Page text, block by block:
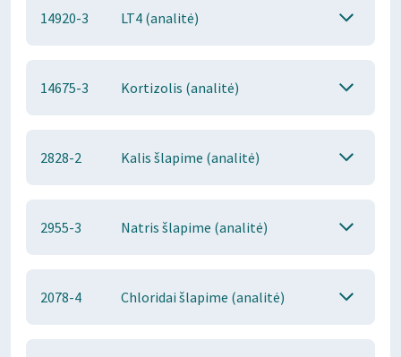
14920-3 LT4 (analitė)
14675-3 Kortizolis (analitė)
2828-2 Kalis šlapime (analitė)
2955-3 Natris šlapime (analitė)
2078-4 Chloridai šlapime (analitė)